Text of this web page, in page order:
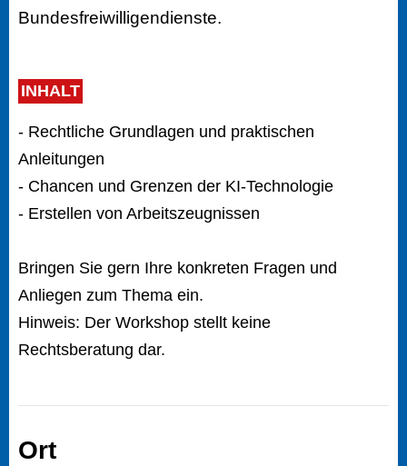
Bundesfreiwilligendienste.
INHALT
- Rechtliche Grundlagen und praktischen
Anleitungen
- Chancen und Grenzen der KI-Technologie
- Erstellen von Arbeitszeugnissen
Bringen Sie gern Ihre konkreten Fragen und
Anliegen zum Thema ein.
Hinweis: Der Workshop stellt keine
Rechtsberatung dar.
Ort